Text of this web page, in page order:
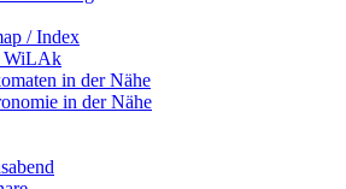
/ Index
WiLAk
in der Nähe
in der Nähe